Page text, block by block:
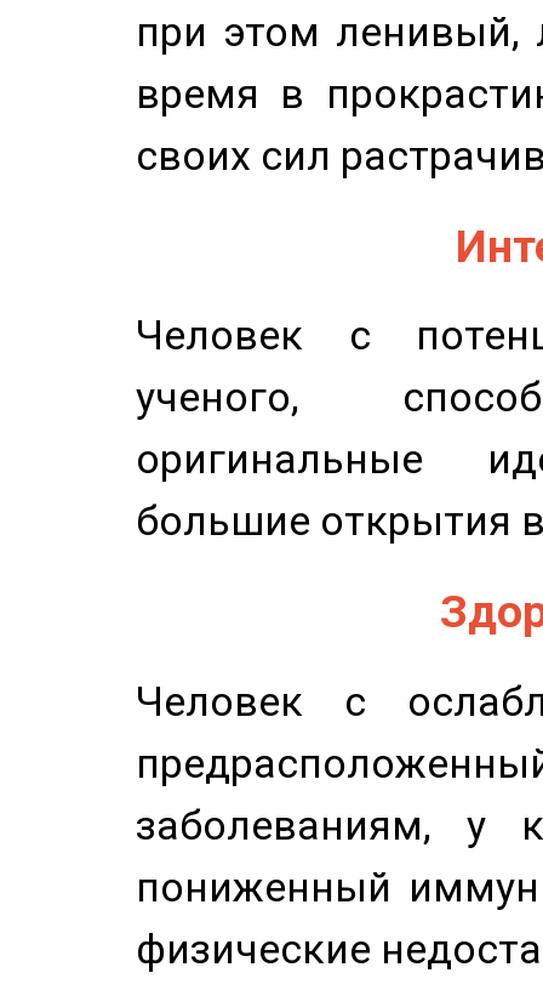
при этом
время в
своих сил
Человек с
ученого,
оригинальные
большие открытия
Человек с
заболеваниям, у
пониженный
физические